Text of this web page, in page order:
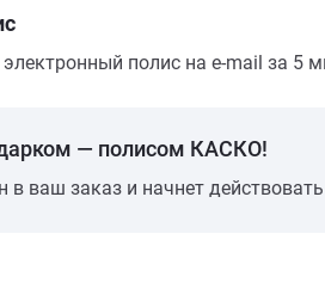
полис на e-mail за 5
— полисом КАСКО!
в ваш заказ и начнет